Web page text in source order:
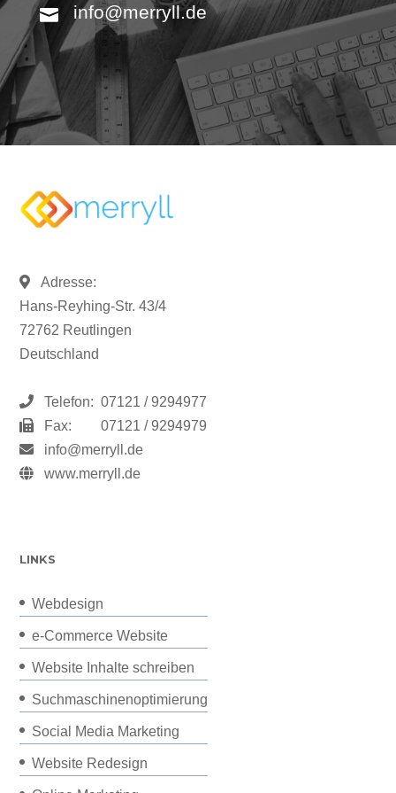
info@merryll.de
Adresse:
Hans-Reyhing-Str. 43/4
72762 Reutlingen
Deutschland
Telefon: 07121 / 9294977
Fax:
07121 / 9294979
info@merryll.de
www.merryll.de
LINKS
Webdesign
e-Commerce Website
Website Inhalte schreiben
Suchmaschinenoptimierung
Social Media Marketing
Website Redesign